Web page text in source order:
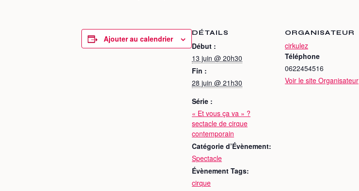
Ajouter au calendrier
DÉTAILS
Début :
13 juin @ 20h30
Fin :
28 juin @ 21h30
Série :
« Et vous ça va » ?
sectacle de cirque
contemporain
Catégorie d’Évènement:
Spectacle
Évènement Tags:
cirque
ORGANISATEUR
cirkulez
Téléphone
0622454516
Voir le site Organisateur